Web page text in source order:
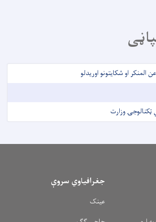
المنکر او شکایتونو اوریدلو
ټکنالوجۍ وزارت
جغرافیاوي سروې
عینک